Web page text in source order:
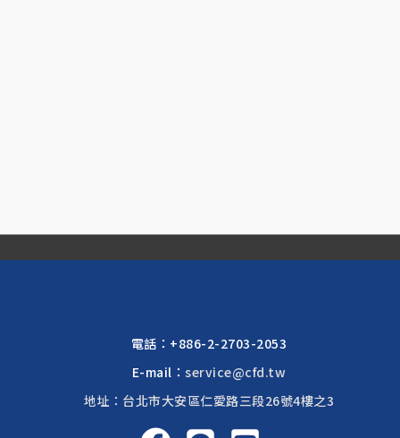
電話： +886-2-2703-2053
E-mail：service@cfd.tw
地址：台北市大安區仁愛路三段26號4樓之3